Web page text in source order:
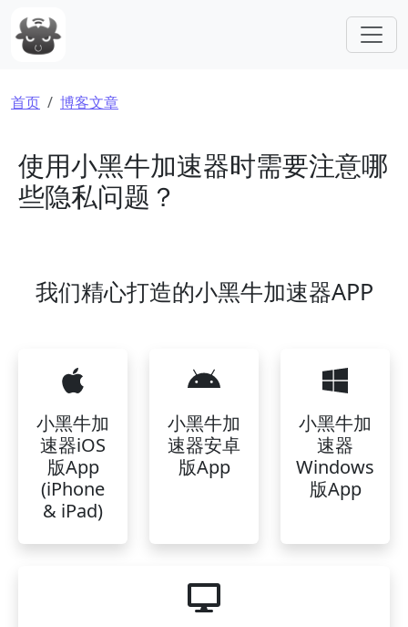
面包屑
首页 博客文章
使用小黑牛加速器时需要注意哪
些隐私问题？
我们精心打造的小黑牛加速器APP
小黑牛加
速器iOS
版App
(iPhone
& iPad)
小黑牛加
速器安卓
版App
小黑牛加
速器
Windows
版App